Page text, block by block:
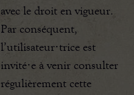
avec le droit en vigueur.
Par conséquent,
l’utilisateur·trice est
invité·e à venir consulter
régulièrement cette